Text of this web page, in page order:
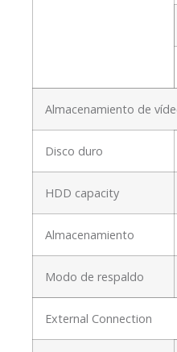
Almacenamiento de
Disco duro
HDD capacity
Almacenamiento
Modo de respaldo
External Connection